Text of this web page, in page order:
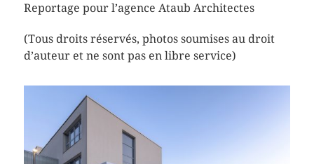
Reportage pour l’agence Ataub Architectes
(Tous droits réservés, photos soumises au droit
d’auteur et ne sont pas en libre service)